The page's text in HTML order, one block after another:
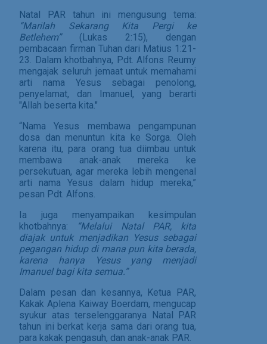
Natal PAR tahun ini mengusung tema:
“Marilah Sekarang Kita Pergi ke
Betlehem”(Lukas 2:15), dengan
pembacaan firman Tuhan dari Matius 1:21-
23. Dalam khotbahnya, Pdt. Alfons Reumy
mengajak seluruh jemaat untuk memahami
arti nama Yesus sebagai penolong,
penyelamat, dan Imanuel, yang berarti
"Allah beserta kita."
“Nama Yesus membawa pengampunan
dosa dan menuntun kita ke Sorga. Oleh
karena itu, para orang tua diimbau untuk
membawa anak-anak mereka ke
persekutuan, agar mereka lebih mengenal
arti nama Yesus dalam hidup mereka,”
pesan Pdt. Alfons.
Ia juga menyampaikan kesimpulan
khotbahnya:
“Melalui Natal PAR, kita
diajak untuk menjadikan Yesus sebagai
pegangan hidup di mana pun kita berada,
karena hanya Yesus yang menjadi
Imanuel bagi kita semua.”
Dalam pesan dan kesannya, Ketua PAR,
Kakak Aplena Kaiway Boerdam, mengucap
syukur atas terselenggaranya Natal PAR
tahun ini berkat kerja sama dari orang tua,
para kakak pengasuh, dan anak-anak PAR.